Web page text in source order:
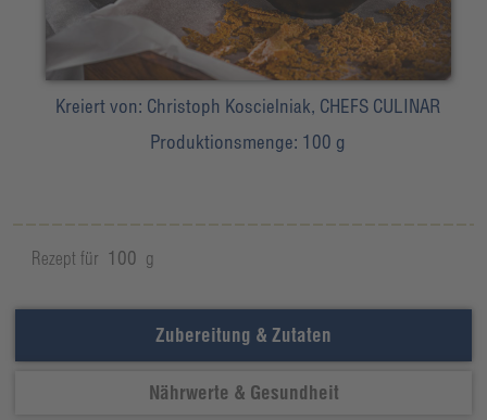
Kreiert von: Christoph Koscielniak, CHEFS CULINAR
Produktionsmenge: 100 g
Rezept für 100 g
Zubereitung & Zutaten
Nährwerte & Gesundheit